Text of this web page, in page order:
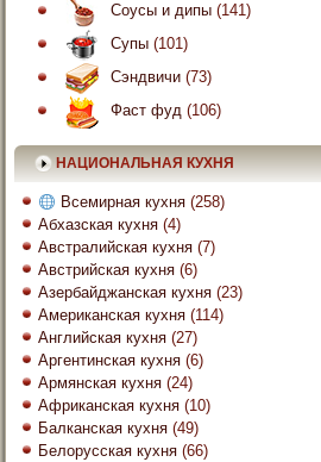
Соусы и дипы (141)
Супы (101)
Сэндвичи (73)
Фаст фуд (106)
НАЦИОНАЛЬНАЯ КУХНЯ
Всемирная кухня (258)
Абхазская кухня (4)
Австралийская кухня (7)
Австрийская кухня (6)
Азербайджанская кухня (23)
Американская кухня (114)
Английская кухня (27)
Аргентинская кухня (6)
Армянская кухня (24)
Африканская кухня (10)
Балканская кухня (49)
Белорусская кухня (66)